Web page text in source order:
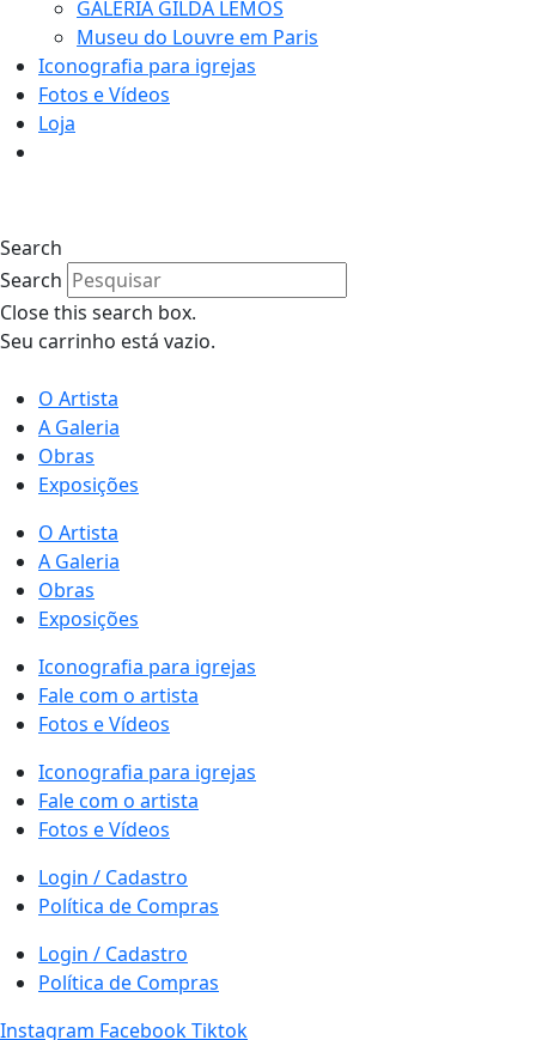
GALERIA GILDA LEMOS
Museu do Louvre em Paris
Iconografia para igrejas
Fotos e Vídeos
Loja
Search
Search
Close this search box.
Seu carrinho está vazio.
O Artista
A Galeria
Obras
Exposições
O Artista
A Galeria
Obras
Exposições
Iconografia para igrejas
Fale com o artista
Fotos e Vídeos
Iconografia para igrejas
Fale com o artista
Fotos e Vídeos
Login / Cadastro
Política de Compras
Login / Cadastro
Política de Compras
Instagram FacebookTiktok